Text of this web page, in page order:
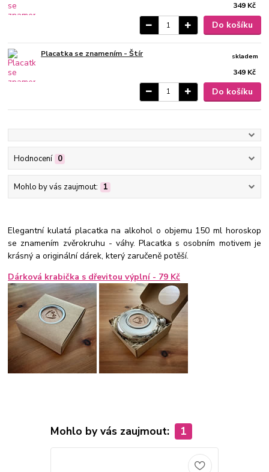
349 Kč
Do košíku
Placatka se znamením - Štír
349 Kč
skladem
Do košíku
Hodnocení 0
Mohlo by vás zaujmout: 1
Elegantní kulatá placatka na alkohol o objemu 150 ml horoskop
se znamením zvěrokruhu - váhy. Placatka s osobním motivem je
krásný a originální dárek, který zaručeně potěší.
Dárková krabička s dřevitou výplní - 79 Kč
Mohlo by vás zaujmout: 1